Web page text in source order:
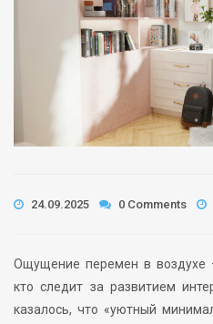
24.09.2025 0 Comments
Ощущение перемен в воздухе
кто следит за развитием
казалось, что «уютный